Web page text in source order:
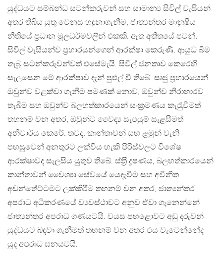
යුද්ධයට සම්බන්ධ සටන්කරුවන් සහ සාමාන්‍ය සිවිල් වැසියන්
අතර තිබිය යුතු වෙනස හඳුනාගැනීම, ජාත්‍යන්තර මානුෂීය
නීතියේ ප‍්‍රධාන මූලධර්මවලින් එකකි. ඈත අතීතයේ පටන්,
සිවිල් වැසියන්ව ප‍්‍රහාරයන්ගෙන් ආරක්ෂා කෙරුණි. ආයුධ බිම
තැබූ සටන්කරුවන්වත් එසේමැයි. සිවිල් ජනතාව කෙරෙහි
සැලසෙන මේ ආරක්ෂාව දැන් පුළුල් වී තිබේ. සෘජු ප‍්‍රහාරයෙන්
ඔවුන්ව වළක්වා ගැනීම පමණක් නොව, ඔවුන්ව නිරාහාරව
තැබීම සහ ඔවුන්ව බලහත්කාරයෙන් සංක‍්‍රමණය කැරැුවීමත්
තහනම් වන අතර, ඔවුන්ට වෛද්‍ය සැපයුම් සැළසීමත්
අනිවාර්ය කෙරේ. තවද, කාන්තාවන් සහ ළමුන් වැනි
පහසුවෙන් අනතුරට ලක්විය හැකි පිරිස්වලට විශේෂ
ආරක්ෂාවද සැලසිය යුතුව තිබේ. ස්ත‍්‍රී දූෂණය, බලහත්කාරයෙන්
කාන්තාවන් වෛශ්‍යා සේවයේ යෙදැවීම සහ අවිනීත
අඩන්තේට්ටමට ලක්කිරීම තහනම් වන අතර, ජාත්‍යන්තර
අපරාධ අධිකරණයේ ව්‍යවස්ථාවට අනුව ඒවා ගැනෙන්නේ
ජාත්‍යන්තර අපරාධ ගණයටයි. වයස පහළොවට අඩු දරුවන්
යුද්ධයට බඳවා ගැනීමත් තහනම් වන අතර එය වැටෙන්නේද
යුද අපරාධ ඝනයටයි.